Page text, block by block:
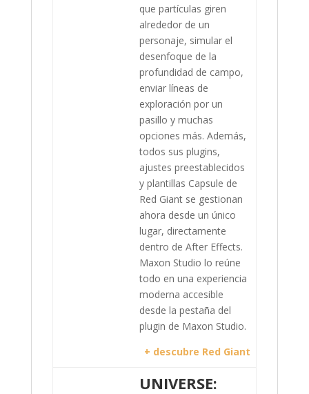
que partículas giren
alrededor de un
personaje, simular el
desenfoque de la
profundidad de campo,
enviar líneas de
exploración por un
pasillo y muchas
opciones más. Además,
todos sus plugins,
ajustes preestablecidos
y plantillas Capsule de
Red Giant se gestionan
ahora desde un único
lugar, directamente
dentro de After Effects.
Maxon Studio lo reúne
todo en una experiencia
moderna accesible
desde la pestaña del
plugin de Maxon Studio.
+ descubre Red Giant
UNIVERSE: